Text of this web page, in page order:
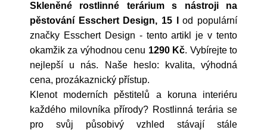
Skleněné rostlinné terárium s nástroji na
pěstování Esschert Design, 15 l
od populární
značky Esschert Design - tento artikl je v tento
okamžik za výhodnou cenu 1290 Kč. Vybírejte to
nejlepší u nás. Naše heslo: kvalita, výhodná
cena, prozákaznický přístup.
Klenot moderních pěstitelů a koruna interiéru
každého milovníka přírody? Rostlinná terária se
pro svůj působivý vzhled stávají stále